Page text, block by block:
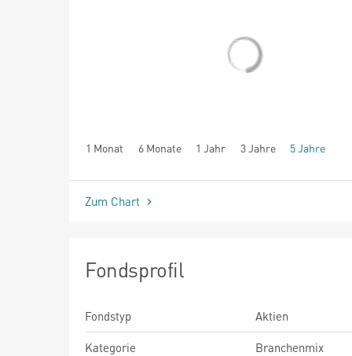
1 Monat 6 Monate 1 Jahr 3 Jahre 5 Jahre
seit Beginn
Zum Chart
Fondsprofil
Fondstyp
Aktien
Kategorie
Branchenmix